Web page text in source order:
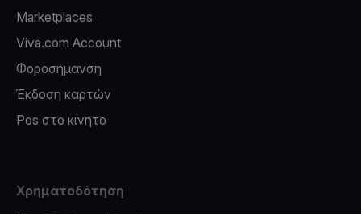
Marketplaces
Viva.com Account
Φοροσήμανση
Έκδοση καρτών
Pos στο κινητο
Χρηματοδότηση